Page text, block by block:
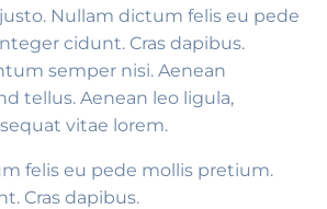
Nullam dictum felis eu pede
cidunt. Cras dapibus.
semper nisi. Aenean
tellus. Aenean leo ligula,
vitae lorem.
felis eu pede mollis pretium.
Cras dapibus.